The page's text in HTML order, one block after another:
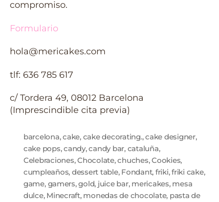
compromiso.
Formulario
hola@mericakes.com
tlf: 636 785 617
c/ Tordera 49, 08012 Barcelona
(Imprescindible cita previa)
barcelona,cake, cake decorating.,cake designer,
cake pops,candy,candy bar, cataluña,
Celebraciones,Chocolate,chuches,Cookies,
cumpleaños, dessert table, Fondant, friki,friki cake,
game, gamers,gold, juice bar, mericakes, mesa
dulce, Minecraft, monedas de chocolate, pasta de